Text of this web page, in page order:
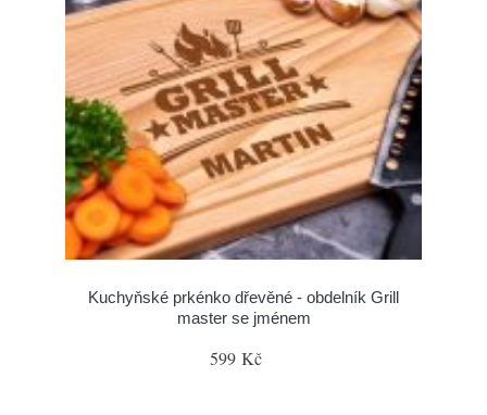
Kuchyňské prkénko dřevěné - obdelník Grill
master se jménem
599 Kč